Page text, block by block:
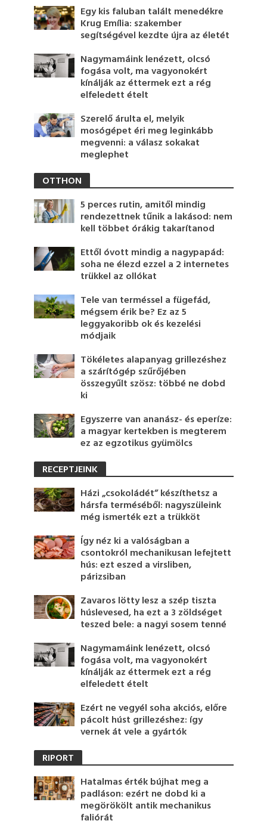
Egy kis faluban talált menedékre
Krug Emília: szakember
segítségével kezdte újra az életét
Nagymamáink lenézett, olcsó
fogása volt, ma vagyonokért
kínálják az éttermek ezt a rég
elfeledett ételt
Szerelő árulta el, melyik
mosógépet éri meg leginkább
megvenni: a válasz sokakat
meglephet
OTTHON
5 perces rutin, amitől mindig
rendezettnek tűnik a lakásod: nem
kell többet órákig takarítanod
Ettől óvott mindig a nagypapád:
soha ne élezd ezzel a 2 internetes
trükkel az ollókat
Tele van terméssel a fügefád,
mégsem érik be? Ez az 5
leggyakoribb ok és kezelési
módjaik
Tökéletes alapanyag grillezéshez
a szárítógép szűrőjében
összegyűlt szösz: többé ne dobd
ki
Egyszerre van ananász- és eperíze:
a magyar kertekben is megterem
ez az egzotikus gyümölcs
RECEPTJEINK
Házi „csokoládét” készíthetsz a
hársfa terméséből: nagyszüleink
még ismerték ezt a trükköt
Így néz ki a valóságban a
csontokról mechanikusan lefejtett
hús: ezt eszed a virsliben,
párizsiban
Zavaros lötty lesz a szép tiszta
húslevesed, ha ezt a 3 zöldséget
teszed bele: a nagyi sosem tenné
Nagymamáink lenézett, olcsó
fogása volt, ma vagyonokért
kínálják az éttermek ezt a rég
elfeledett ételt
Ezért ne vegyél soha akciós, előre
pácolt húst grillezéshez: így
vernek át vele a gyártók
RIPORT
Hatalmas érték bújhat meg a
padláson: ezért ne dobd ki a
megörökölt antik mechanikus
faliórát